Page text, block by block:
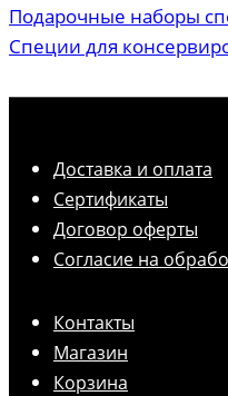
Подарочные наборы
Специи для
Доставка и оплата
Сертификаты
Договор оферты
Согласие на
Контакты
Магазин
Корзина